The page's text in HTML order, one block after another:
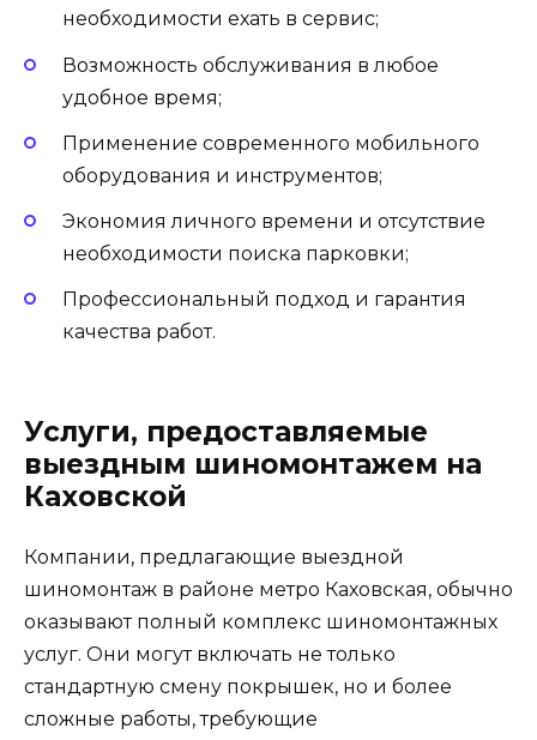
необходимости ехать в сервис;
Возможность обслуживания в любое
удобное время;
Применение современного мобильного
оборудования и инструментов;
Экономия личного времени и отсутствие
необходимости поиска парковки;
Профессиональный подход и гарантия
качества работ.
Услуги, предоставляемые
выездным шиномонтажем на
Каховской
Компании, предлагающие выездной
шиномонтаж в районе метро Каховская, обычно
оказывают полный комплекс шиномонтажных
услуг. Они могут включать не только
стандартную смену покрышек, но и более
сложные работы, требующие